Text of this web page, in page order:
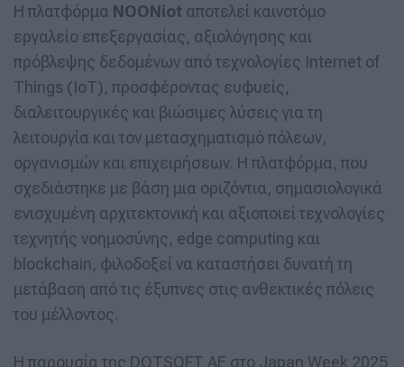
Η πλατφόρμα NOONiot αποτελεί καινοτόμο
εργαλείο επεξεργασίας, αξιολόγησης και
πρόβλεψης δεδομένων από τεχνολογίες Internet of
Things (IoT), προσφέροντας ευφυείς,
διαλειτουργικές και βιώσιμες λύσεις για τη
λειτουργία και τον μετασχηματισμό πόλεων,
οργανισμών και επιχειρήσεων. Η πλατφόρμα, που
σχεδιάστηκε με βάση μια οριζόντια, σημασιολογικά
ενισχυμένη αρχιτεκτονική και αξιοποιεί τεχνολογίες
τεχνητής νοημοσύνης, edge computing και
blockchain, φιλοδοξεί να καταστήσει δυνατή τη
μετάβαση από τις έξυπνες στις ανθεκτικές πόλεις
του μέλλοντος.
Η παρουσία της DOTSOFT ΑΕ στο Japan Week 2025